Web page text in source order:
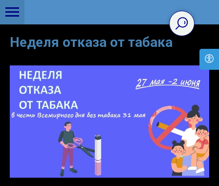
Неделя отказа от табака